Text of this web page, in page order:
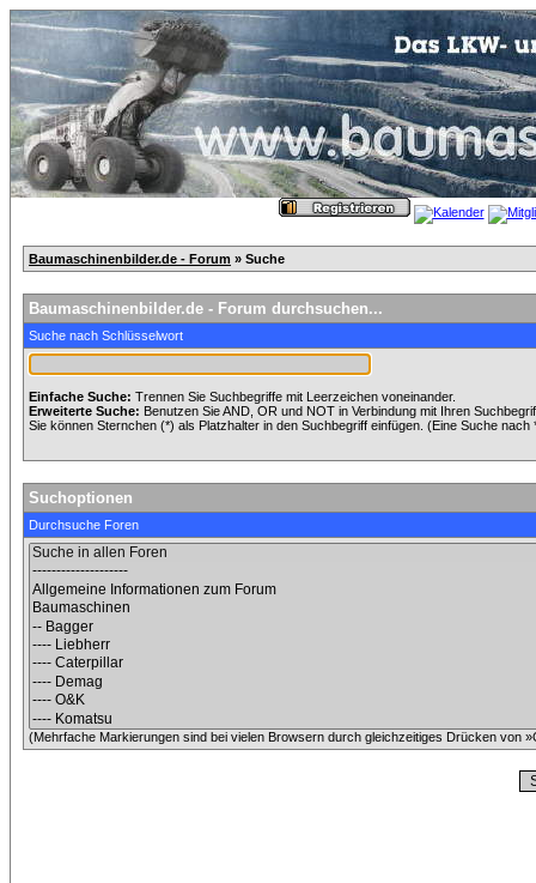
Baumaschinenbilder.de - Forum » Suche
Baumaschinenbilder.de - Forum durchsuchen...
Suche nach Schlüsselwort
Einfache Suche: Trennen Sie Suchbegriffe mit Leerzeichen voneinander.
Erweiterte Suche: Benutzen Sie AND, OR und NOT in Verbindung mit Ihren
Sie können Sternchen (*) als Platzhalter in den Suchbegriff einfügen. (Eine Suche
Suchoptionen
Durchsuche Foren
(Mehrfache Markierungen sind bei vielen Browsern durch gleichzeitiges Drücken von